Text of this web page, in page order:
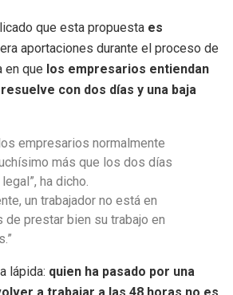
que esta propuesta es
aportaciones durante el proceso de
en que los empresarios entiendan
con dos días y una baja
empresarios normalmente
más que los dos días
ha dicho.
un trabajador no está en
de prestar bien su trabajo en
lápida: quien ha pasado por una